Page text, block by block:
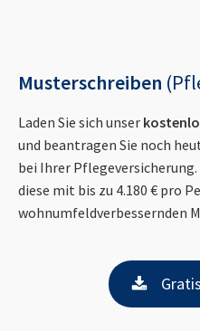
Musterschreiben
Laden Sie sich unser
und beantragen Sie noch
bei Ihrer
diese mit bis zu 4.180 € pro
wohnumfeldverbessernden